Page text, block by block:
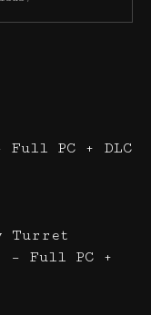
PC + DLC
Turret
– Full PC +